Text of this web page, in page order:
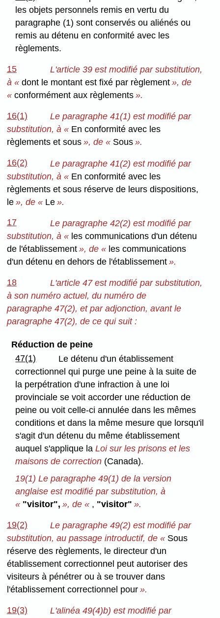
les objets personnels remis en vertu du
paragraphe (1) sont conservés ou aliénés ou
remis au détenu en conformité avec les
règlements.
15
L'article 39 est modifié par substitution,
à « dont le montant est fixé par règlement», de
« conformément aux règlements».
16(1)
Le paragraphe 41(1) est modifié par
substitution, à « En conformité avec les
règlements et sous», de « Sous».
16(2)
Le paragraphe 41(2) est modifié par
substitution, à « En conformité avec les
règlements et sous réserve de leurs dispositions,
le», de « Le».
17
Le paragraphe 42(2) est modifié par
substitution, à « les communications d'un détenu
de l'établissement», de « les communications
d'un détenu en dehors de l'établissement».
18
L'article 47 est modifié par substitution,
à son numéro actuel, du numéro de
paragraphe 47(2), et par adjonction, avant le
paragraphe 47(2), de ce qui suit :
Réduction de peine
47(1)
Le détenu d'un établissement
correctionnel qui purge une peine à la suite de
la perpétration d'une infraction à une loi
provinciale se voit accorder une réduction de
peine ou voit celle-ci annulée dans les mêmes
conditions et dans la même mesure que lorsqu'il
s'agit d'un détenu du même établissement
auquel s'applique laLoi sur les prisons et les
maisons de correction (Canada).
19(1) Le paragraphe 49(1) de la version
anglaise est modifié par substitution, à
« "visitor", », de « , "visitor" ».
19(2) Le paragraphe 49(2) est modifié par
substitution, au passage introductif, de « Sous
réserve des règlements, le directeur d'un
établissement correctionnel peut autoriser des
visiteurs à pénétrer ou à se trouver dans
l'établissement correctionnel pour».
19(3)
L'alinéa 49(4)b) est modifié par